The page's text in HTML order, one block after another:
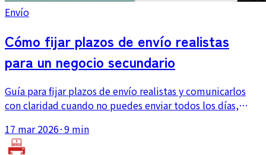
Envío
Cómo fijar plazos de envío realistas
para un negocio secundario
Guía para fijar plazos de envío realistas y comunicarlos
con claridad cuando no puedes enviar todos los días,
17 mar 2026·9 min